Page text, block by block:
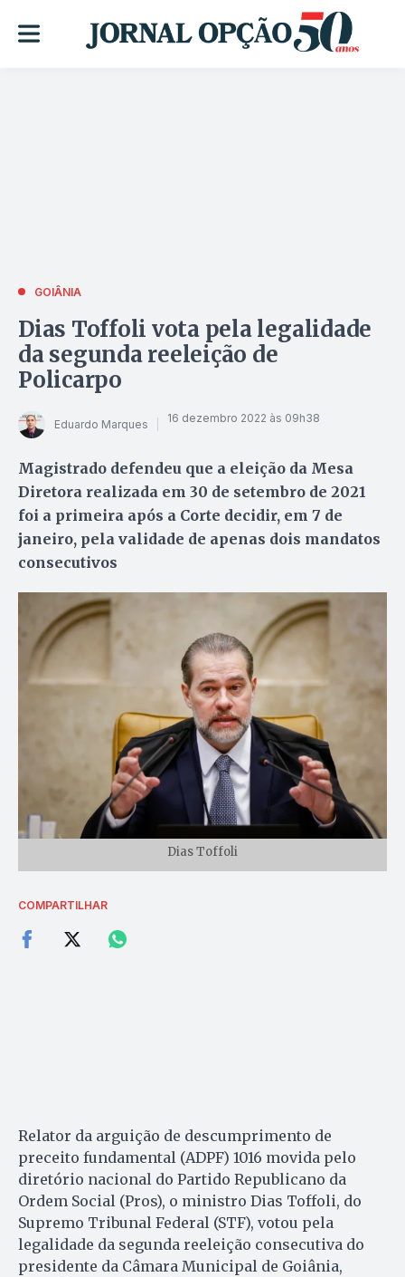
GOIÂNIA
Dias Toffoli vota pela legalidade
da segunda reeleição de
Policarpo
Eduardo Marques 16 dezembro 2022 às 09h38
Magistrado defendeu que a eleição da Mesa
Diretora realizada em 30 de setembro de 2021
foi a primeira após a Corte decidir, em 7 de
janeiro, pela validade de apenas dois mandatos
consecutivos
Dias Toffoli
COMPARTILHAR
Relator da arguição de descumprimento de
preceito fundamental (ADPF) 1016 movida pelo
diretório nacional do Partido Republicano da
Ordem Social (Pros), o ministro Dias Toffoli, do
Supremo Tribunal Federal (STF), votou pela
legalidade da segunda reeleição consecutiva do
presidente da Câmara Municipal de Goiânia,